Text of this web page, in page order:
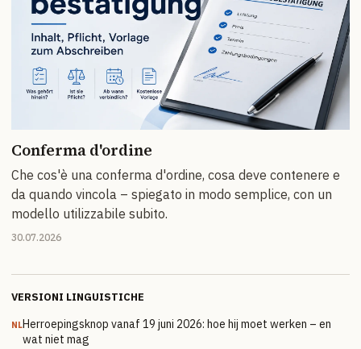
Conferma d'ordine
Che cos'è una conferma d'ordine, cosa deve contenere e
da quando vincola – spiegato in modo semplice, con un
modello utilizzabile subito.
30.07.2026
VERSIONI LINGUISTICHE
NLHerroepingsknop vanaf 19 juni 2026: hoe hij moet werken – en
wat niet mag